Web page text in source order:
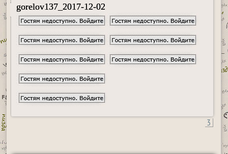
gorelov137_2017-12-02
3